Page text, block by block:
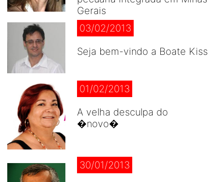
Gerais
03/02/2013
Seja bem-vindo a Boate Kiss
01/02/2013
A velha desculpa do
�novo�
30/01/2013